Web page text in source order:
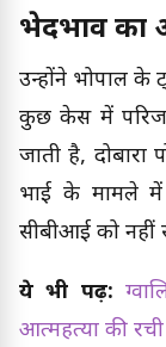
भेदभाव का
उन्होंने भोपाल के
कुछ केस में
जाती है,
भाई के मामले
सीबीआई को नहीं
ये भी पढ़ें:
आत्महत्या की